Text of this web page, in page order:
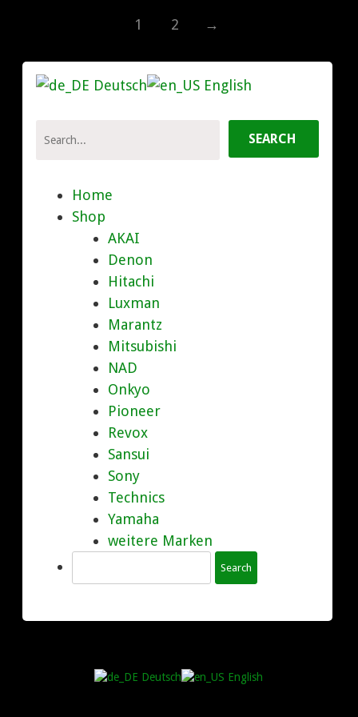
1 2 →
Deutsch English
Home
Shop
AKAI
Denon
Hitachi
Luxman
Marantz
Mitsubishi
NAD
Onkyo
Pioneer
Revox
Sansui
Sony
Technics
Yamaha
weitere Marken
Deutsch English